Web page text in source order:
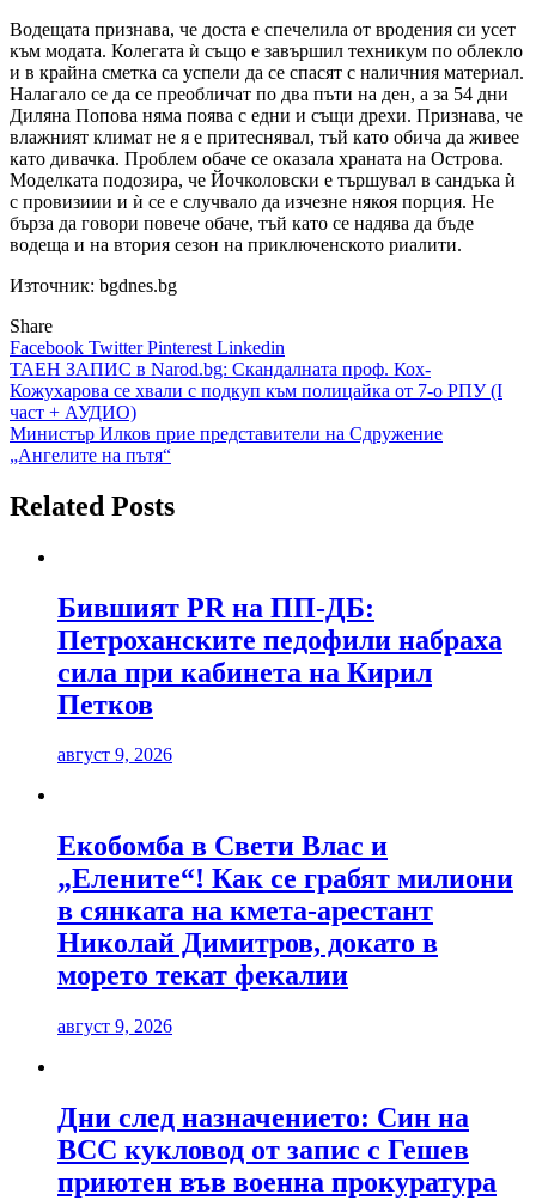
Водещата признава, че доста е спечелила от вродения си усет
към модата. Колегата ѝ също е завършил техникум по облекло
и в крайна сметка са успели да се спасят с наличния материал.
Налагало се да се преобличат по два пъти на ден, а за 54 дни
Диляна Попова няма поява с едни и същи дрехи. Признава, че
влажният климат не я е притеснявал, тъй като обича да живее
като дивачка. Проблем обаче се оказала храната на Острова.
Моделката подозира, че Йочколовски е тършувал в сандъка ѝ
с провизиии и ѝ се е случвало да изчезне някоя порция. Не
бърза да говори повече обаче, тъй като се надява да бъде
водеща и на втория сезон на приключенското риалити.
Източник: bgdnes.bg
Share
Facebook TwitterPinterest Linkedin
Навигация
ТАЕН ЗАПИС в Narod.bg: Скандалната проф. Кох-
Кожухарова се хвали с подкуп към полицайка от 7-о РПУ (I
част + АУДИО)
Министър Илков прие представители на Сдружение
„Ангелите на пътя“
Related Posts
Бившият PR на ПП-ДБ:
Петроханските педофили набраха
сила при кабинета на Кирил
Петков
август 9, 2026
Екобомба в Свети Влас и
„Елените“! Как се грабят милиони
в сянката на кмета-арестант
Николай Димитров, докато в
морето текат фекалии
август 9, 2026
Дни след назначението: Син на
ВСС кукловод от запис с Гешев
приютен във военна прокуратура